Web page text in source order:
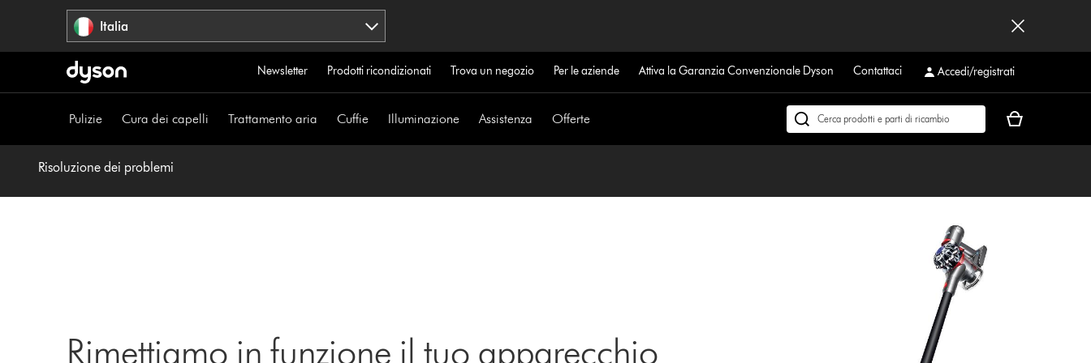
Italia
Newsletter Prodotti ricondizionati Trova un negozio Per le aziende Attiva la Garanzia Convenzionale Dyson Contattaci Accedi/registrati
Pulizie Cura dei capelli Trattamento aria Cuffie Illuminazione Assistenza Offerte
Cerca
Il
Risoluzione dei problemi
Rimettiamo in funzione il tuo apparecchio